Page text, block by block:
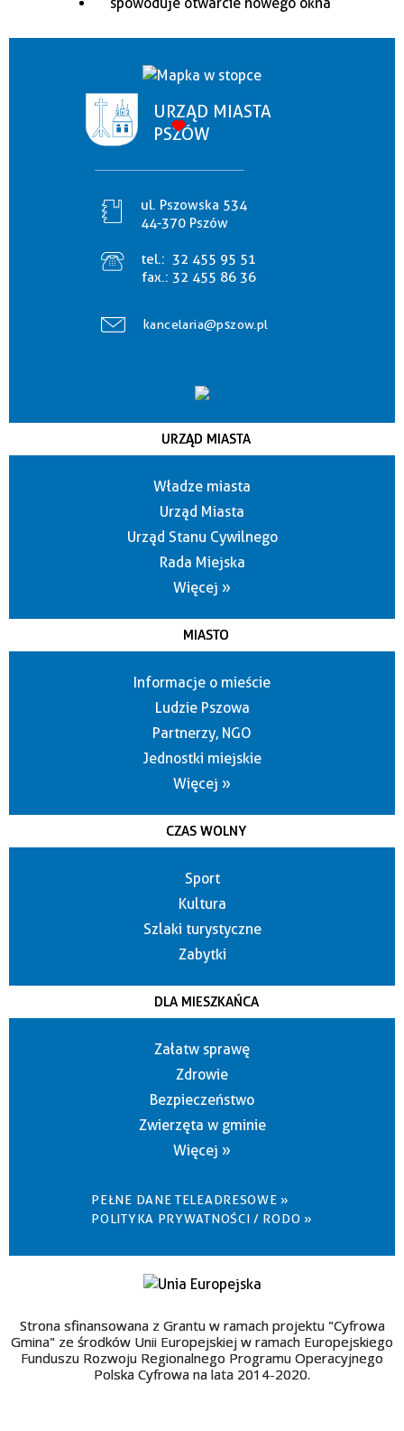
URZĄD MIASTA
PSZÓW
ul. Pszowska 534
44-370 Pszów
tel.: 32 455 95 51
fax.: 32 455 86 36
kancelaria@pszow.pl
URZĄD MIASTA
Władze miasta
Urząd Miasta
Urząd Stanu Cywilnego
Rada Miejska
Więcej »
MIASTO
Informacje o mieście
Ludzie Pszowa
Partnerzy, NGO
Jednostki miejskie
Więcej »
CZAS WOLNY
Sport
Kultura
Szlaki turystyczne
Zabytki
DLA MIESZKAŃCA
Załatw sprawę
Zdrowie
Bezpieczeństwo
Zwierzęta w gminie
Więcej »
PEŁNE DANE TELEADRESOWE »
POLITYKA PRYWATNOŚCI / RODO »
Strona sfinansowana z Grantu w ramach projektu "Cyfrowa
Gmina" ze środków Unii Europejskiej w ramach Europejskiego
Funduszu Rozwoju Regionalnego Programu Operacyjnego
Polska Cyfrowa na lata 2014-2020.